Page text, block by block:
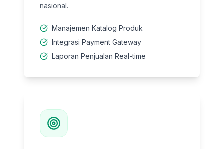
nasional.
Manajemen Katalog Produk
Integrasi Payment Gateway
Laporan Penjualan Real-time